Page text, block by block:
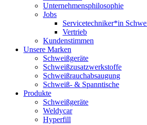
Unternehmensphilosophie
Jobs
Servicetechniker*in
Vertrieb
Kundenstimmen
Unsere Marken
Schweißgeräte
Schweißzusatzwerkstoffe
Schweißrauchabsaugung
Schweiß- & Spanntische
Produkte
Schweißgeräte
Weldycar
Hyperfill